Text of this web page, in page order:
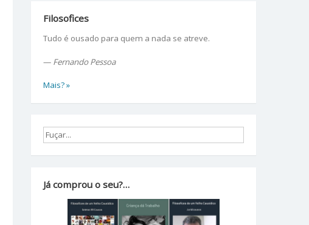
Filosofices
Tudo é ousado para quem a nada se atreve.
— Fernando Pessoa
Mais? »
Já comprou o seu?…